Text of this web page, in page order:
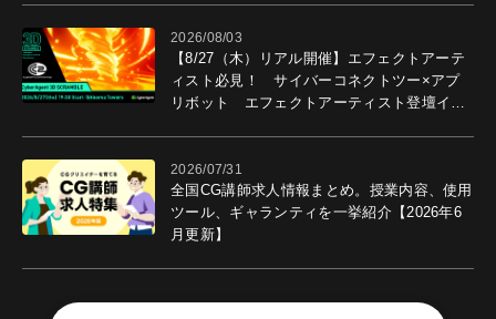
2026/08/03
【8/27（木）リアル開催】エフェクトアーテ
ィスト必見！ サイバーコネクトツー×アプ
リボット エフェクトアーティスト登壇イベ
2026/07/31
全国CG講師求人情報まとめ。授業内容、使用
ツール、ギャランティを一挙紹介【2026年6
月更新】